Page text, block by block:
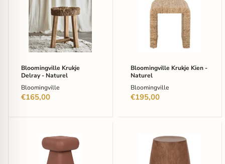
Delray
Naturel
Bloomingville Krukje
Delray - Naturel
Bloomingville
€165,00
Naturel
Bloomingville Krukje Kien -
Naturel
Bloomingville
€195,00
WOOOD